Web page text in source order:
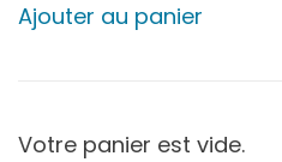
Ajouter au panier
Votre panier est vide.